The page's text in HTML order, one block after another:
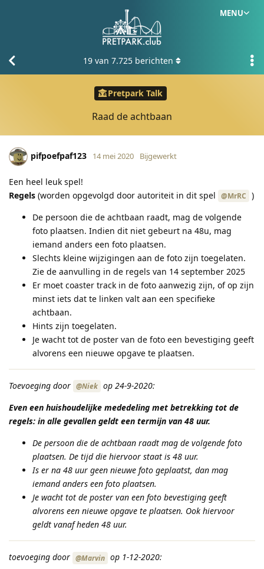
MENU
Pretpark Talk
Raad de achtbaan
19 van 7.725 berichten
pifpoefpaf123 14 mei 2020 Bijgewerkt
Een heel leuk spel!
Regels (worden opgevolgd door autoriteit in dit spel @MrRC )
De persoon die de achtbaan raadt, mag de volgende
foto plaatsen. Indien dit niet gebeurt na 48u, mag
iemand anders een foto plaatsen.
Slechts kleine wijzigingen aan de foto zijn toegelaten.
Zie de aanvulling in de regels van 14 september 2025
Er moet coaster track in de foto aanwezig zijn, of op zijn
minst iets dat te linken valt aan een specifieke
achtbaan.
Hints zijn toegelaten.
Je wacht tot de poster van de foto een bevestiging geeft
alvorens een nieuwe opgave te plaatsen.
Toevoeging door @Niek op 24-9-2020:
Even een huishoudelijke mededeling met betrekking tot de
regels: in alle gevallen geldt een termijn van 48 uur.
De persoon die de achtbaan raadt mag de volgende foto
plaatsen. De tijd die hiervoor staat is 48 uur.
Is er na 48 uur geen nieuwe foto geplaatst, dan mag
iemand anders een foto plaatsen.
Je wacht tot de poster van een foto bevestiging geeft
alvorens een nieuwe opgave te plaatsen. Ook hiervoor
geldt vanaf heden 48 uur.
toevoeging door @Marvin op 1-12-2020: